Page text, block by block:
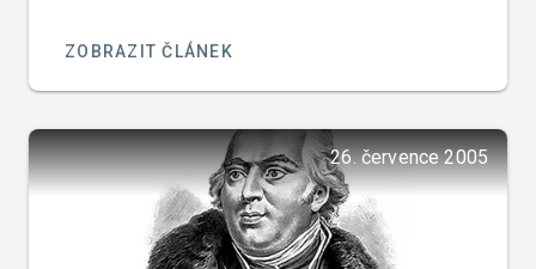
ZOBRAZIT ČLÁNEK
26. července 2005